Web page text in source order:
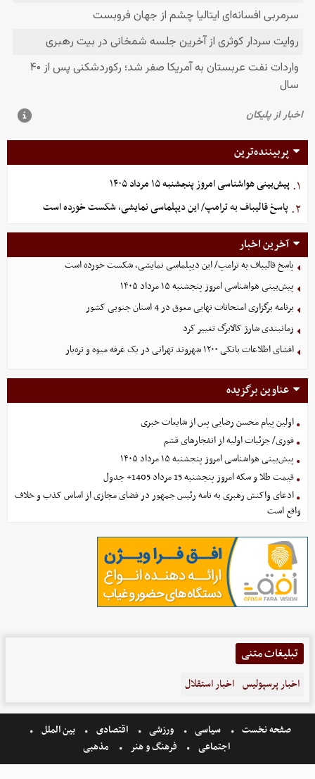
پربیننده‌ترین
۱. پیش‌بینی هواشناسی امروز پنجشنبه ۱۵ مرداد ۱۴۰۵
۲. پاسخ قالیباف به ترامپ/ این دیپلماسی نمایشی، شکست خورده است
آخرین اخبار
پاسخ قالیباف به ترامپ/ این دیپلماسی نمایشی، شکست خورده است
پیش‌بینی هواشناسی امروز پنجشنبه ۱۵ مرداد ۱۴۰۵
برنامه برگزاری امتحانات نهایی معوق در 4 استان جنوبی کشور
زمانبندی شارژ کالابرگ تغییر کرد
افشای اطلاعات بانکی ۱۲۰۰ شهروند تهرانی در یک غرفه میوه و تره‌بار
عناوین برگزیده
اولین پیام محسن رضایی پس از شایعات خبری
فوری/ جزئیات اولیه از انفجارهای قشم
پیش‌بینی هواشناسی امروز پنجشنبه ۱۵ مرداد ۱۴۰۵
قیمت طلا و سکه امروز پنجشنبه 15 مرداد 1405+ جدول
ادعای واکنش رهبری به نامه رئیس جمهور در فضای مجازی از اساس کذب و خلاف
واقع است
تبلیغات متنی
اخبار پرسپولیس اخبار استقلال
صفحه نخست سیاسی ورزشی اقتصادی
بین الملل
اجتماعی
فرهنگ و هنر مذهبی